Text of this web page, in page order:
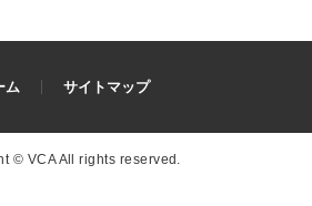
ム サイトマップ
© VCA All rights reserved.